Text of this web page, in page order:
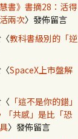
慧書》書摘28：活得
兩次〉發佈留言
教科書級別的「逆
SpaceX上市盤解
「這不是你的錯」
「共感」是比「恐
〉發佈留言